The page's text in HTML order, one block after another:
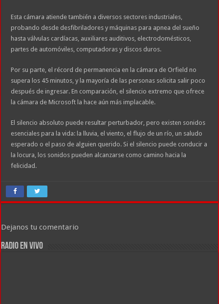
Esta cámara atiende también a diversos sectores industriales,
probando desde desfibriladores y máquinas para apnea del sueño
hasta válvulas cardíacas, auxiliares auditivos, electrodomésticos,
partes de automóviles, computadoras y discos duros.
Por su parte, el récord de permanencia en la cámara de Orfield no
supera los 45 minutos, y la mayoría de las personas solicita salir poco
después de ingresar. En comparación, el silencio extremo que ofrece
la cámara de Microsoft la hace aún más implacable.
El silencio absoluto puede resultar perturbador, pero existen sonidos
esenciales para la vida: la lluvia, el viento, el flujo de un río, un saludo
esperado o el paso de alguien querido. Si el silencio puede conducir a
la locura, los sonidos pueden alcanzarse como camino hacia la
felicidad.
Dejanos tu comentario
RADIO EN VIVO